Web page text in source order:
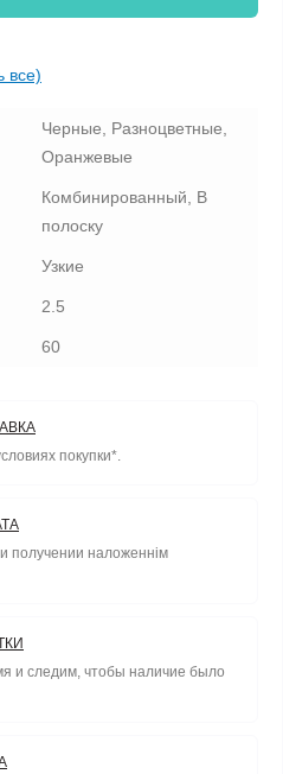
все)
Черные, Разноцветные,
Оранжевые
Комбинированный, В
полоску
Узкие
2.5
60
покупки*.
получении наложеннім
и следим, чтобы наличие было